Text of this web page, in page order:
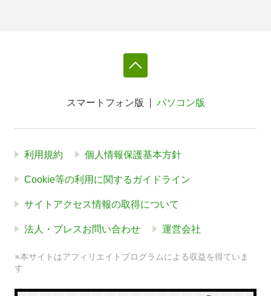
スマートフォン版 パソコン版
利用規約 個人情報保護基本方針
Cookie等の利用に関するガイドライン
サイトアクセス情報の取得について
法人・プレスお問い合わせ 運営会社
※本サイトはアフィリエイトプログラムによる収益を得ていま
す